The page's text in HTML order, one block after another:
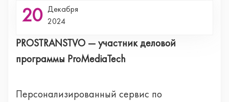
20 Декабря
2024
PROSTRANSTVO — участник деловой
программы ProMediaTech
Персонализированный сервис по